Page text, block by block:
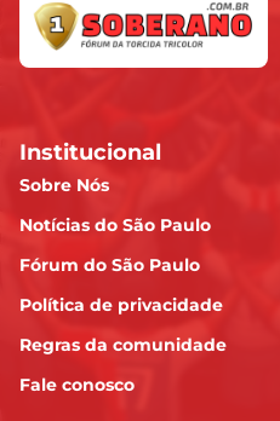
Institucional
Sobre Nós
Notícias do São Paulo
Fórum do São Paulo
Política de privacidade
Regras da comunidade
Fale conosco